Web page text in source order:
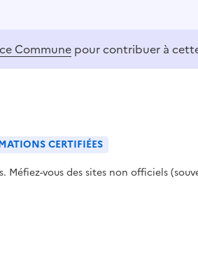
Commune pour contribuer à
CERTIFIÉES
vous des sites non officiels